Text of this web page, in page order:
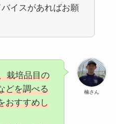
イスがあればお願
楠さん
栽培品目の
どを調べる
おすすめし